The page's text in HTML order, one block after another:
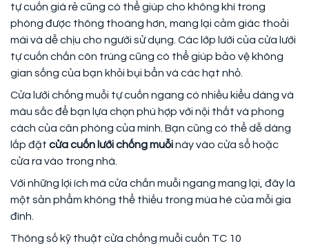
tự cuốn giá rẻ cũng có thể giúp cho không khí trong
phòng được thông thoáng hơn, mang lại cảm giác thoải
mái và dễ chịu cho người sử dụng. Các lớp lưới của cửa lưới
tự cuốn chắn côn trùng cũng có thể giúp bảo vệ không
gian sống của bạn khỏi bụi bẩn và các hạt nhỏ.
Cửa lưới chống muỗi tự cuốn ngang có nhiều kiểu dáng và
màu sắc để bạn lựa chọn phù hợp với nội thất và phong
cách của căn phòng của mình. Bạn cũng có thể dễ dàng
lắp đặt cửa cuốn lưới chống muỗinày vào cửa sổ hoặc
cửa ra vào trong nhà.
Với những lợi ích mà cửa chắn muỗi ngang mang lại, đây là
một sản phẩm không thể thiếu trong mùa hè của mỗi gia
đình.
Thông số kỹ thuật cửa chống muỗi cuốn TC 10